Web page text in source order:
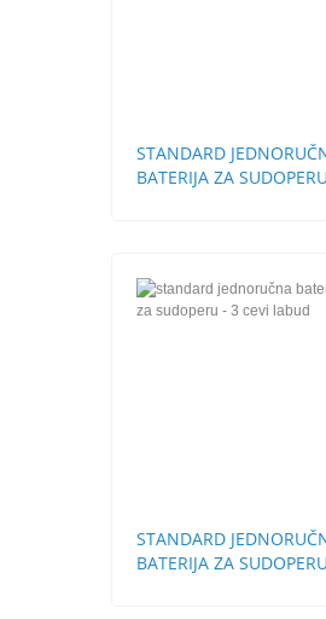
STANDARD
BATERIJA ZA
STANDARD
BATERIJA ZA